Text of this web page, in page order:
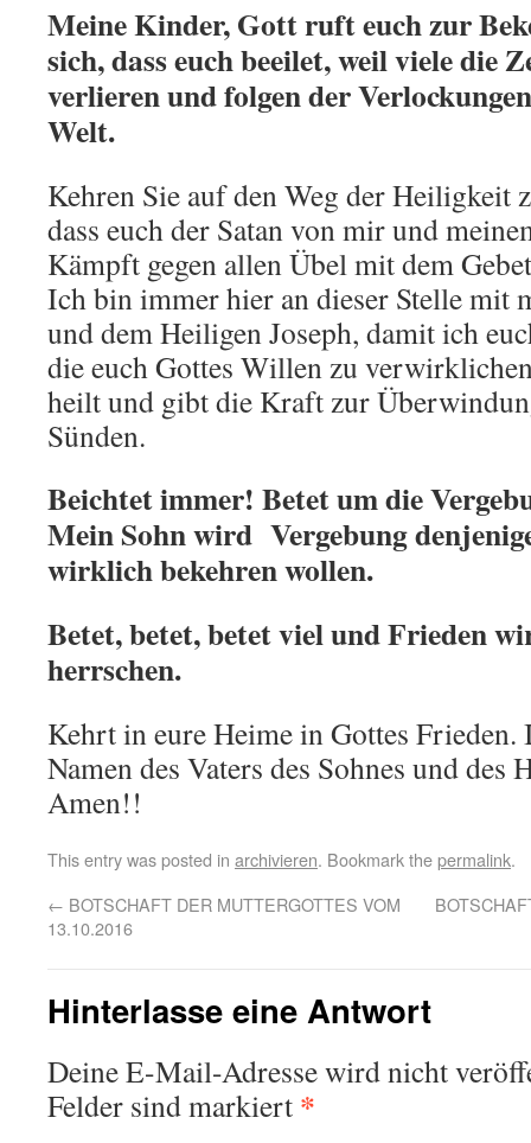
Meine Kinder, Gott ruft euch zur
sich, dass euch beeilet, weil viele die
verlieren und folgen der
Welt.
Kehren Sie auf den Weg der Heiligkeit
dass euch der Satan von mir und
Kämpft gegen allen Übel mit dem
Ich bin immer hier an dieser Stelle mit
und dem Heiligen Joseph, damit ich
die euch Gottes Willen zu
heilt und gibt die Kraft zur
Sünden.
Beichtet immer! Betet um die
Mein Sohn wird Vergebung
wirklich bekehren wollen.
Betet, betet, betet viel und Frieden
herrschen.
Kehrt in eure Heime in Gottes Frieden.
Namen des Vaters des Sohnes und des
Amen!!
This entry was posted in archivieren. Bookmark thepermalink.
← BOTSCHAFT DER MUTTERGOTTES VOM
13.10.2016
Hinterlasse eine Antwort
Deine E-Mail-Adresse wird nicht
Felder sind markiert *